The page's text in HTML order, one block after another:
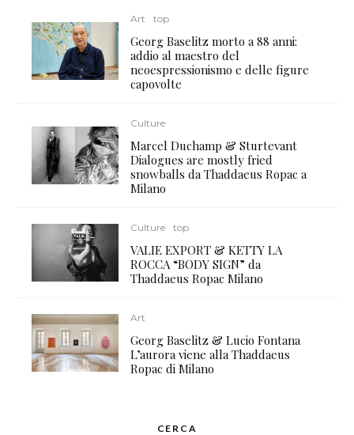
Art top
Georg Baselitz morto a 88 anni:
addio al maestro del
neoespressionismo e delle figure
capovolte
Culture
Marcel Duchamp & Sturtevant
Dialogues are mostly fried
snowballs da Thaddaeus Ropac a
Milano
Culture top
VALIE EXPORT & KETTY LA
ROCCA “BODY SIGN” da
Thaddaeus Ropac Milano
Art
Georg Baselitz & Lucio Fontana
L’aurora viene alla Thaddaeus
Ropac di Milano
CERCA